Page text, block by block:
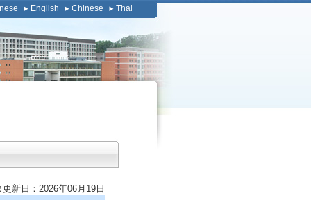
English Chinese Thai
更新日：2026年06月19日